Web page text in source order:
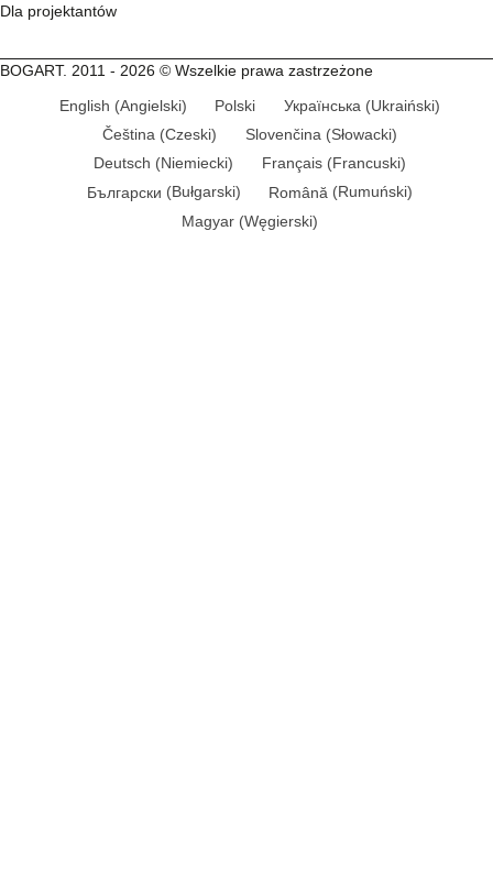
Dla projektantów
BOGART. 2011 - 2026 © Wszelkie prawa zastrzeżone
English (Angielski) Polski Українська (Ukraiński)
Čeština (Czeski) Slovenčina (Słowacki)
Deutsch (Niemiecki) Français(Francuski)
Български (Bułgarski) Română (Rumuński)
Magyar(Węgierski)